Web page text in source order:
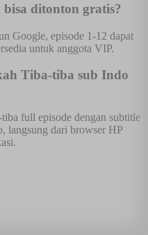
ditonton gratis?
Google, episode 1-12 dapat
untuk anggota VIP.
Tiba-tiba sub Indo
full episode dengan subtitle
langsung dari browser HP